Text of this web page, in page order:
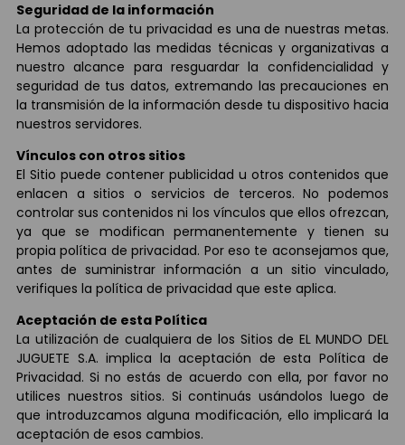
Seguridad de la información
La protección de tu privacidad es una de nuestras metas.
Hemos adoptado las medidas técnicas y organizativas a
nuestro alcance para resguardar la confidencialidad y
seguridad de tus datos, extremando las precauciones en
la transmisión de la información desde tu dispositivo hacia
nuestros servidores.
Vínculos con otros sitios
El Sitio puede contener publicidad u otros contenidos que
enlacen a sitios o servicios de terceros. No podemos
controlar sus contenidos ni los vínculos que ellos ofrezcan,
ya que se modifican permanentemente y tienen su
propia política de privacidad. Por eso te aconsejamos que,
antes de suministrar información a un sitio vinculado,
verifiques la política de privacidad que este aplica.
Aceptación de esta Política
La utilización de cualquiera de los Sitios de EL MUNDO DEL
JUGUETE S.A. implica la aceptación de esta Política de
Privacidad. Si no estás de acuerdo con ella, por favor no
utilices nuestros sitios. Si continuás usándolos luego de
que introduzcamos alguna modificación, ello implicará la
aceptación de esos cambios.